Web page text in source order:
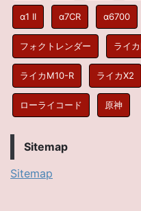
α1 II α7CR α6700
フォクトレンダー ライ
ライカM10-R ライカX2
ローライコード 原神
Sitemap
Sitemap